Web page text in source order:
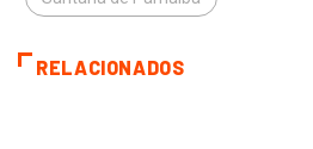
RELACIONADOS